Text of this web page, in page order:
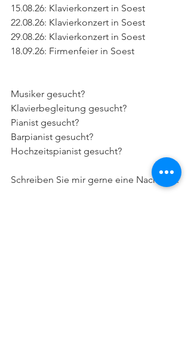
15.08.26: Klavierkonzert in Soest
22.08.26: Klavierkonzert in Soest
29.08.26: Klavierkonzert in Soest
18.09.26: Firmenfeier in Soest
Musiker gesucht?
Klavierbegleitung gesucht?
Pianist gesucht?
Barpianist gesucht?
Hochzeitspianist gesucht?
Schreiben Sie mir gerne eine Nachricht.